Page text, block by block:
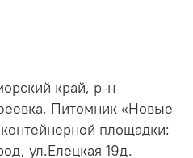
край, р-н
Питомник «Новые
площадки:
ул.Елецкая 19д.